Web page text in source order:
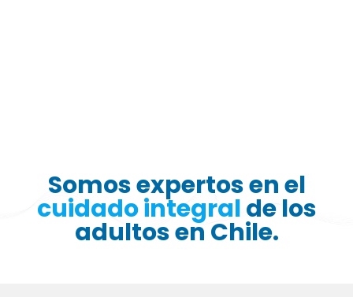
Somos expertos en el
cuidado integralde los
adultos en Chile.